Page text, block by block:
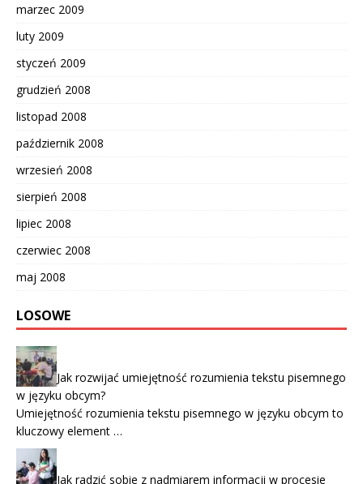
marzec 2009
luty 2009
styczeń 2009
grudzień 2008
listopad 2008
październik 2008
wrzesień 2008
sierpień 2008
lipiec 2008
czerwiec 2008
maj 2008
LOSOWE
Jak rozwijać umiejętność rozumienia tekstu pisemnego
w języku obcym?
Umiejętność rozumienia tekstu pisemnego w języku obcym to
kluczowy element …
Jak radzić sobie z nadmiarem informacji w procesie